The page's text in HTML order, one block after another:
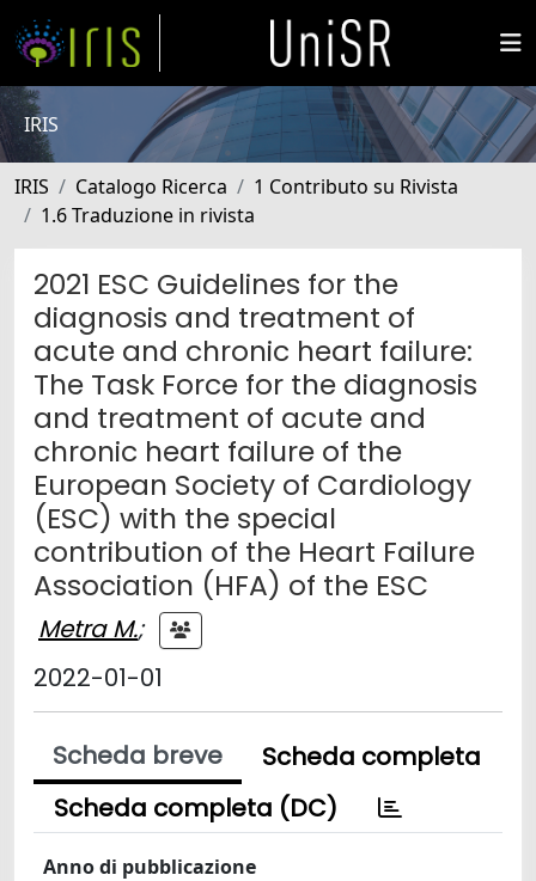
IRIS
IRIS Catalogo Ricerca
1 Contributo su Rivista
1.6 Traduzione in rivista
2021 ESC Guidelines for the
diagnosis and treatment of
acute and chronic heart failure:
The Task Force for the diagnosis
and treatment of acute and
chronic heart failure of the
European Society of Cardiology
(ESC) with the special
contribution of the Heart Failure
Association (HFA) of the ESC
Metra M.;
2022-01-01
Scheda breve
Scheda completa
Scheda completa (DC)
Anno di pubblicazione